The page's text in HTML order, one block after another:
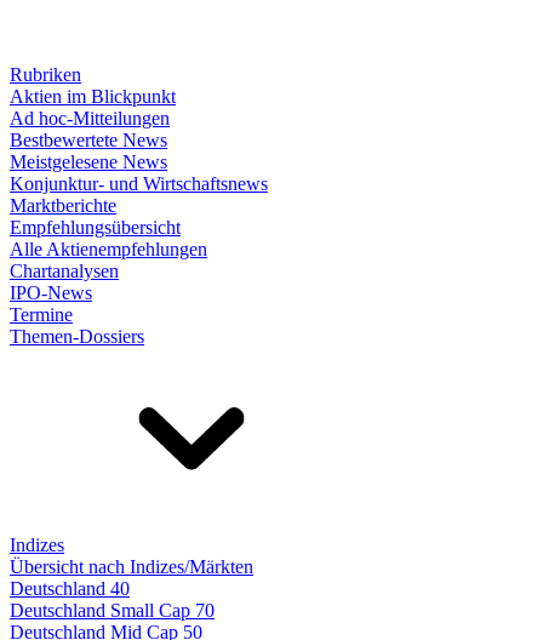
Rubriken
Aktien im Blickpunkt
Ad hoc-Mitteilungen
Bestbewertete News
Meistgelesene News
Konjunktur- und Wirtschaftsnews
Marktberichte
Empfehlungsübersicht
Alle Aktienempfehlungen
Chartanalysen
IPO-News
Termine
Themen-Dossiers
Indizes
Übersicht nach Indizes/Märkten
Deutschland 40
Deutschland Small Cap 70
Deutschland Mid Cap 50